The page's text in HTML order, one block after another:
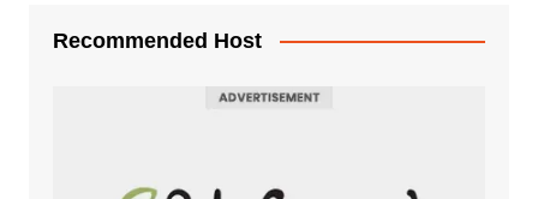
Recommended Host